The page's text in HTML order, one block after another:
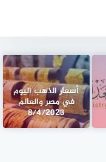
أسعار الذهب اليوم
في مصر والعالم
8/4/2023